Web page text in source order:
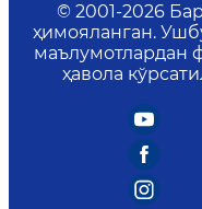
© 2001-2026
ҳимояланган.
маълумотлардан
ҳавола